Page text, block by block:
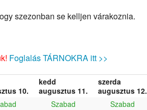
szezonban se kelljen várakoznia.
Foglalás TÁRNOKRA itt >>
10.
kedd
augusztus 11.
szerda
augusztus 12.
Szabad Szabad